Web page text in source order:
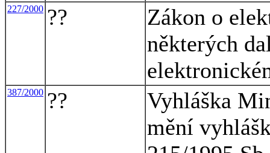
227/2000 ??
Zákon o
některých
387/2000 ??
Vyhláška
mění